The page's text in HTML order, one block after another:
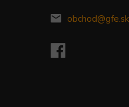
obchod@gfe.sk